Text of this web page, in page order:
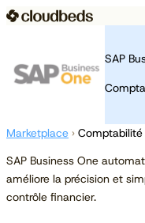
SAP
Marketplace ›
SAP Business One
améliore la précision et
contrôle financier.